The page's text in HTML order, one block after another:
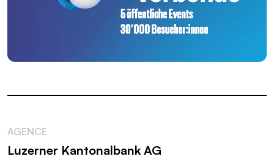
AGENCE
Luzerner Kantonalbank AG